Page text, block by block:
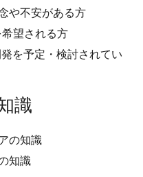
や不安がある方
望される方
を予定・検討されてい
識
の知識
知識